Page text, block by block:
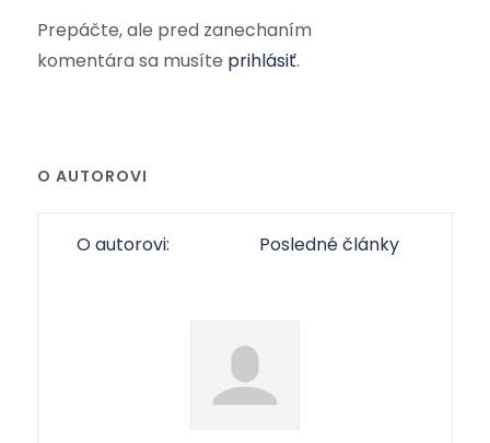
Prepáčte, ale pred zanechaním
komentára sa musíte prihlásiť.
O AUTOROVI
O autorovi: Posledné články